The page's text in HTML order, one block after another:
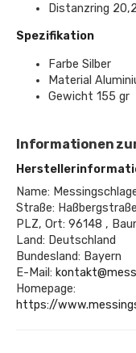
Distanzring
Spezifikation
Farbe Silber
Material
Gewicht 155 gr
Informationen
Name:
Straße:
PLZ, Ort: 96148 ,
Land: Deutschland
Bundesland: Bayern
E-Mail:
Homepage:
https://